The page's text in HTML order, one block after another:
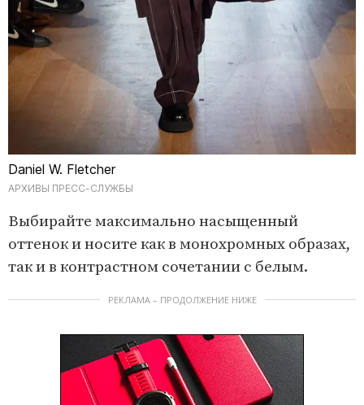
Daniel W. Fletcher
АРХИВЫ ПРЕСС-СЛУЖБЫ
Выбирайте максимально насыщенный
оттенок и носите как в монохромных образах,
так и в контрастном сочетании с белым.
РЕКЛАМА – ПРОДОЛЖЕНИЕ НИЖЕ